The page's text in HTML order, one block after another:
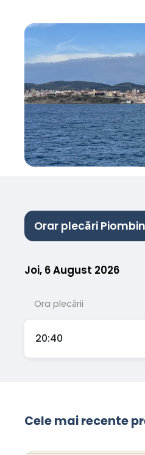
Orar plecări
Joi, 6 August 2026
Ora plecării
20:40
Cele mai recente